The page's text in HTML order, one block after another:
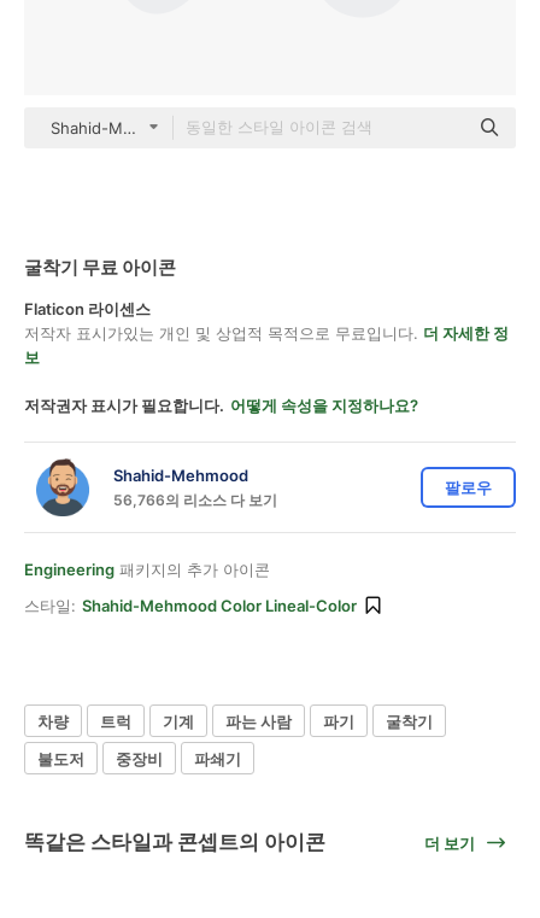
Shahid-Mehmood color lineal-color
굴착기 무료 아이콘
Flaticon 라이센스
저작자 표시가있는 개인 및 상업적 목적으로 무료입니다. 더 자세한 정
보
저작권자 표시가 필요합니다. 어떻게 속성을 지정하나요?
Shahid-Mehmood
56,766의 리소스 다 보기
팔로우
Engineering 패키지의 추가 아이콘
스타일: Shahid-Mehmood Color Lineal-Color
차량 트럭 기계 파는 사람 파기
굴착기
불도저
중장비 파쇄기
똑같은 스타일과 콘셉트의 아이콘 더 보기